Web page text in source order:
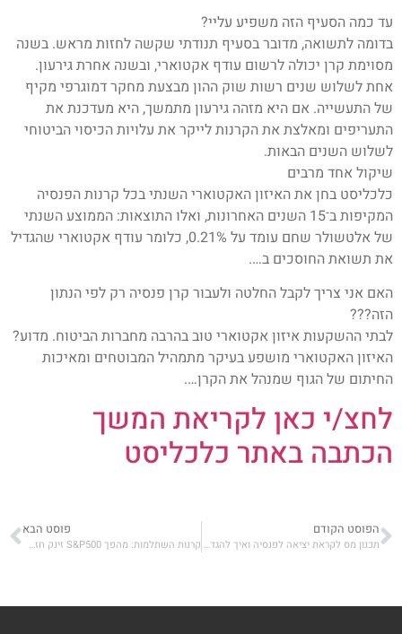
עד כמה הסעיף הזה משפיע עליי?
בדומה לתשואה, מדובר בסעיף תנודתי שקשה לחזות מראש. בשנה
מסוימת קרן יכולה לרשום עודף אקטוארי, ובשנה אחרת גירעון.
אחת לשלוש שנים רשות שוק ההון מבצעת מחקר דמוגרפי מקיף
של התעשייה. אם היא מזהה גירעון מתמשך, היא מעדכנת את
התעריפים ומאלצת את הקרנות לייקר את עלויות הכיסוי הביטוחי
לשלוש השנים הבאות.
שיקול אחד מרבים
כלכליסט בחן את האיזון האקטוארי השנתי בכל קרנות הפנסיה
המקיפות ב־15 השנים האחרונות, ואלו התוצאות: הממוצע השנתי
של אלטשולר שחם עומד על 0.21%, כלומר עודף אקטוארי שהגדיל
את תשואת החוסכים ב….
האם אני צריך לקבל החלטה ולעבור קרן פנסיה רק לפי הנתון
הזה???
לבתי ההשקעות איזון אקטוארי טוב בהרבה מחברות הביטוח. מדוע?
האיזון האקטוארי מושפע בעיקר מתמהיל המבוטחים ומאיכות
החיתום של הגוף שמנהל את הקרן….
לחצ/י כאן לקריאת המשך
הכתבה באתר כלכליסט
הפוסט הקודם
תכנון מס לקראת יציאה לפנסיה ואיך להגדיל את קצבת הפנסיה השוטפת
פוסט הבא
קרנות השתלמות: מהפך S&P500 זינק חזק ביוני בזכות הדולר – תחזית השתלמות גמל ופנסיה